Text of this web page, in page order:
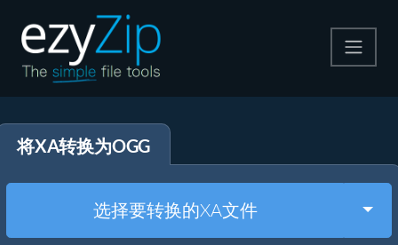
解压
其他工具
将XA转换为OGG
选择要转换的XA文件